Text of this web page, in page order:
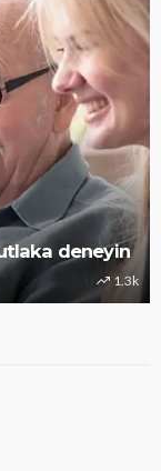
deneyin
1.3k